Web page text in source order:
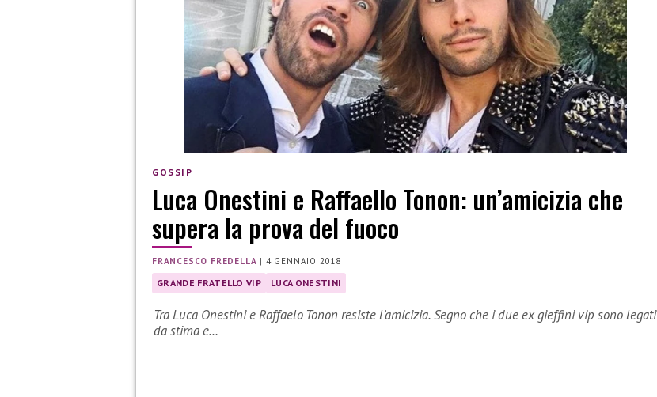
GOSSIP
Luca Onestini e Raffaello Tonon: un’amicizia che
supera la prova del fuoco
FRANCESCO FREDELLA | 4 GENNAIO 2018
GRANDE FRATELLO VIP LUCA ONESTINI
Tra Luca Onestini e Raffaelo Tonon resiste l’amicizia. Segno che i due ex gieffini vip sono legati
da stima e…